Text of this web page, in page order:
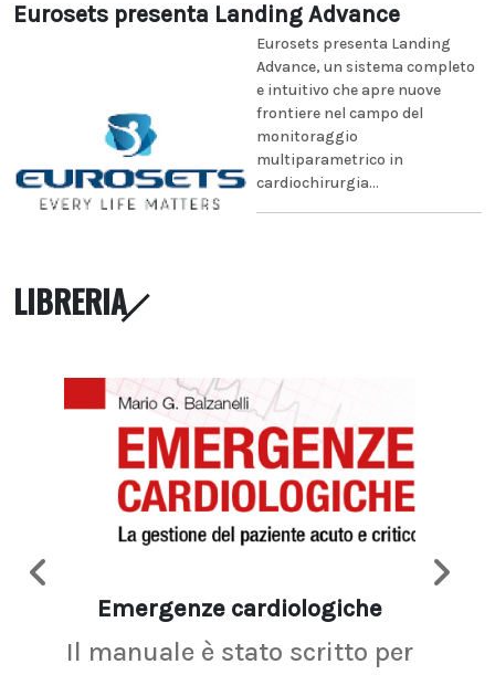
Eurosets presenta Landing Advance
Eurosets presenta Landing
Advance, un sistema completo
e intuitivo che apre nuove
frontiere nel campo del
monitoraggio
multiparametrico in
cardiochirurgia...
LIBRERIA
Emergenze cardiologiche
Il manuale è stato scritto per